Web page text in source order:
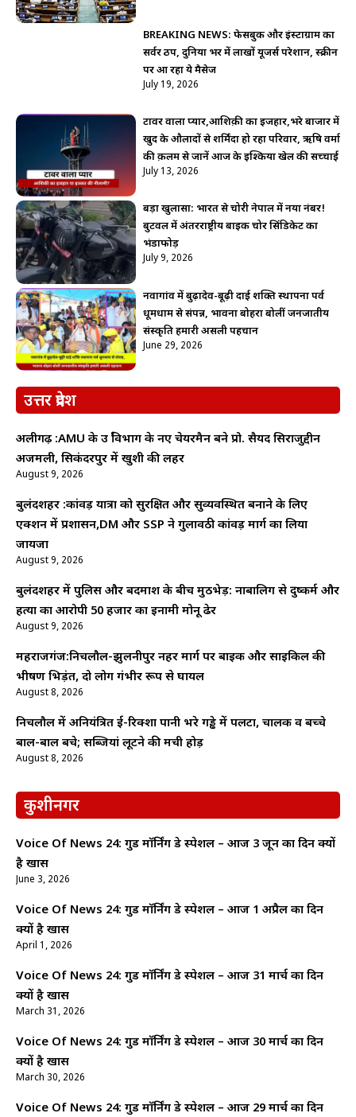
BREAKING NEWS: फेसबुक और इंस्टाग्राम का
सर्वर ठप, दुनिया भर में लाखों यूजर्स परेशान, स्क्रीन
पर आ रहा ये मैसेज
July 19, 2026
टावर वाला प्यार,आशिक़ी का इजहार,भरे बाजार में
खुद के औलादों से शर्मिंदा हो रहा परिवार, ऋषि वर्मा
की क़लम से जानें आज के इश्किया खेल की सच्चाई
July 13, 2026
बड़ा खुलासा: भारत से चोरी नेपाल में नया नंबर!
बुटवल में अंतरराष्ट्रीय बाइक चोर सिंडिकेट का
भंडाफोड़
July 9, 2026
नवागांव में बुढ़ादेव-बूढ़ी दाई शक्ति स्थापना पर्व
धूमधाम से संपन्न, भावना बोहरा बोलीं जनजातीय
संस्कृति हमारी असली पहचान
June 29, 2026
उत्तर प्रदेश
अलीगढ़ :AMU के उर्दू विभाग के नए चेयरमैन बने प्रो. सैयद सिराजुद्दीन
अजमली, सिकंदरपुर में खुशी की लहर
August 9, 2026
बुलंदशहर :कांवड़ यात्रा को सुरक्षित और सुव्यवस्थित बनाने के लिए
एक्शन में प्रशासन,DM और SSP ने गुलावठी कांवड़ मार्ग का लिया
जायजा
August 9, 2026
बुलंदशहर में पुलिस और बदमाश के बीच मुठभेड़: नाबालिग से दुष्कर्म और
हत्या का आरोपी 50 हजार का इनामी मोनू ढेर
August 9, 2026
महराजगंज:निचलौल-झुलनीपुर नहर मार्ग पर बाइक और साइकिल की
भीषण भिड़ंत, दो लोग गंभीर रूप से घायल
August 8, 2026
निचलौल में अनियंत्रित ई-रिक्शा पानी भरे गड्ढे में पलटा, चालक व बच्चे
बाल-बाल बचे; सब्जियां लूटने की मची होड़
August 8, 2026
कुशीनगर
Voice Of News 24: गुड माॅर्निंग डे स्पेशल – आज 3 जून का दिन क्यों
है खास
June 3, 2026
Voice Of News 24: गुड माॅर्निंग डे स्पेशल – आज 1 अप्रैल का दिन
क्यों है खास
April 1, 2026
Voice Of News 24: गुड माॅर्निंग डे स्पेशल – आज 31 मार्च का दिन
क्यों है खास
March 31, 2026
Voice Of News 24: गुड माॅर्निंग डे स्पेशल – आज 30 मार्च का दिन
क्यों है खास
March 30, 2026
Voice Of News 24: गुड माॅर्निंग डे स्पेशल – आज 29 मार्च का दिन